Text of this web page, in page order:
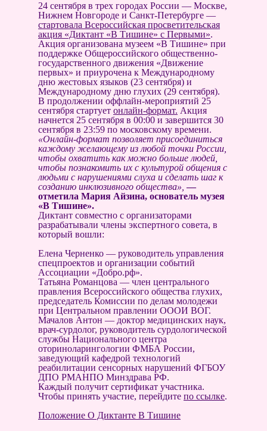
24 сентября в трех городах России — Москве,
Нижнем Новгороде и Санкт-Петербурге —
стартовала Всероссийская просветительская
акция «Диктант «В Тишине» с Первыми».
Акция организована музеем «В Тишине» при
поддержке Общероссийского общественно-
государственного движения «Движение
первых» и приурочена к Международному
дню жестовых языков (23 сентября) и
Международному дню глухих (29 сентября).
В продолжении оффлайн-мероприятий 25
сентября стартует онлайн-формат. Акция
начнется 25 сентября в 00:00 и завершится 30
сентября в 23:59 по московскому времени.
«Онлайн-формат позволяет присоединиться
каждому желающему из любой точки России,
чтобы охватить как можно больше людей,
чтобы познакомить их с культурой общения с
людьми с нарушениями слуха и сделать шаг к
созданию инклюзивного общества», —
отметила Мария Айзина, основатель музея
«В Тишине».
Диктант совместно с организаторами
разрабатывали члены экспертного совета, в
который вошли:
Елена Черненко — руководитель управления
спецпроектов и организации событий
Ассоциации «Добро.рф».
Татьяна Романцова — член центрального
правления Всероссийского общества глухих,
председатель Комиссии по делам молодежи
при Центральном правлении ОООИ ВОГ.
Мачалов Антон — доктор медицинских наук,
врач-сурдолог, руководитель сурдологической
службы Национального центра
оториноларингологии ФМБА России,
заведующий кафедрой технологий
реабилитации сенсорных нарушений ФГБОУ
ДПО РМАНПО Минздрава РФ.
Каждый получит сертификат участника.
Чтобы принять участие, перейдите по ссылке.
Положение О Диктанте В Тишине